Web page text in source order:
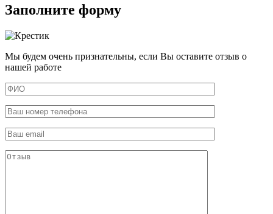
Заполните форму
Мы будем очень признательны, если Вы оставите отзыв о
нашей работе